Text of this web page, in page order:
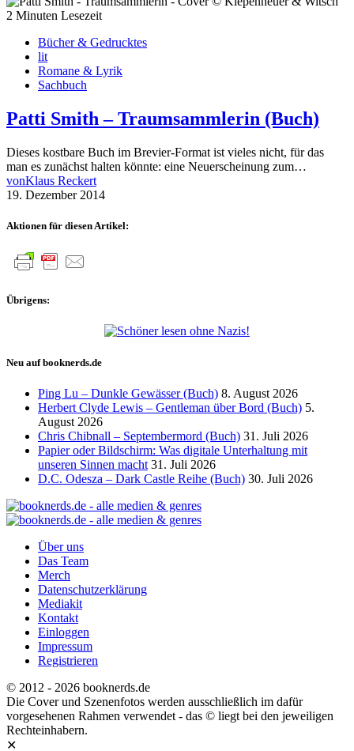
2 Minuten Lesezeit
Bücher & Gedrucktes
lit
Romane & Lyrik
Sachbuch
Patti Smith – Traumsammlerin (Buch)
Dieses kostbare Buch im Brevier-Format ist vieles nicht, für das
man es zunächst halten könnte: eine Neuerscheinung zum…
vonKlaus Reckert
19. Dezember 2014
Aktionen für diesen Artikel:
Übrigens:
Neu auf booknerds.de
Ping Lu – Dunkle Gewässer (Buch) 8. August 2026
Herbert Clyde Lewis – Gentleman über Bord (Buch) 5.
August 2026
Chris Chibnall – Septembermord (Buch) 31. Juli 2026
Papier oder Bildschirm: Was digitale Unterhaltung mit
unseren Sinnen macht 31. Juli 2026
D.C. Odesza – Dark Castle Reihe (Buch) 30. Juli 2026
Über uns
Das Team
Merch
Datenschutzerklärung
Mediakit
Kontakt
Einloggen
Impressum
Registrieren
© 2012 - 2026 booknerds.de
Die Cover und Szenenfotos werden ausschließlich im dafür
vorgesehenen Rahmen verwendet - das © liegt bei den jeweiligen
Rechteinhabern.
✕